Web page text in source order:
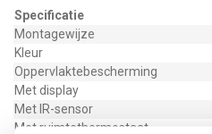
Specificatie
Montagewijze
Kleur
Oppervlaktebescherming
Met display
Met IR-sensor
Met ruimtethermostaat